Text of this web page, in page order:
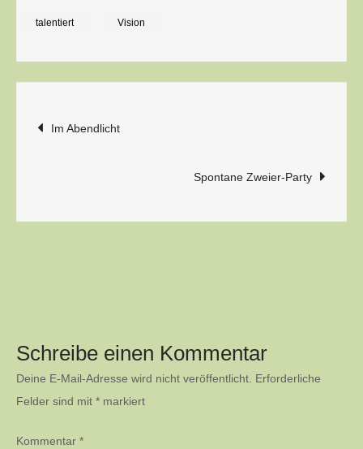
talentiert Vision
Beitragsnavigation
Im Abendlicht
Spontane Zweier-Party
Schreibe einen Kommentar
Deine E-Mail-Adresse wird nicht veröffentlicht. Erforderliche
Felder sind mit * markiert
Kommentar *